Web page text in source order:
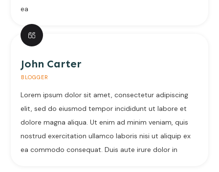
ea
John Carter
BLOGGER
Lorem ipsum dolor sit amet, consectetur adipiscing
elit, sed do eiusmod tempor incididunt ut labore et
dolore magna aliqua. Ut enim ad minim veniam, quis
nostrud exercitation ullamco laboris nisi ut aliquip ex
ea commodo consequat. Duis aute irure dolor in